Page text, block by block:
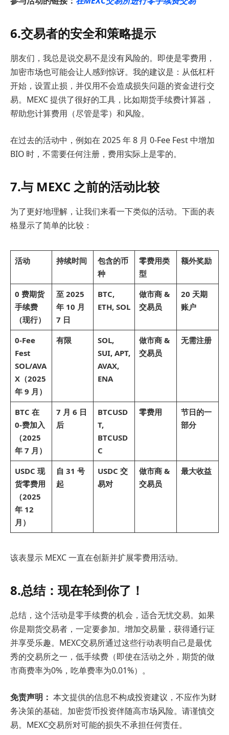
6.交易者的安全和策略提示
朋友们，我总是说交易不是没有风险的。即使是零费用，
加密市场也可能会让人感到惊讶。我的建议是：从低杠杆
开始，设置止损，并仅用不会造成损失问题的资金进行交
易。MEXC 提供了很好的工具，比如期货手续费计算器，
帮助您计算费用（尽管是零）和风险。
在过去的活动中，例如在 2025 年 8 月 0-Fee Fest 中增加
BIO 时，不需要任何注册，费用实际上是零的。
7.与 MEXC 之前的活动比较
为了更好地理解，让我们来看一下类似的活动。下面的表
格显示了简单的比较：
活动 持续时间
包含的币
种
零费用类
型
额外奖励
0 费期货
手续费
（现行）
至 2025
年 10 月
7 日
BTC,
ETH, SOL
做市商 &
交易员
20 天期
账户
0-Fee
Fest
SOL/AVA
X（2025
年 9 月）
有限
SOL,
SUI, APT,
AVAX,
ENA
做市商 &
交易员
无需注册
BTC 在
0-费加入
（2025
年 7 月）
7 月 6 日
后
BTCUSD
T,
BTCUSD
C
零费用
节日的一
部分
USDC 现
货零费用
（2025
年 12
月）
自 31 号
起
USDC 交
易对
做市商 &
交易员
最大收益
该表显示 MEXC 一直在创新并扩展零费用活动。
8.总结：现在轮到你了！
总结，这个活动是零手续费的机会，适合无忧交易。如果
你是期货交易者，一定要参加。增加交易量，获得通行证
并享受乐趣。MEXC交易所通过这些行动表明自己是最优
秀的交易所之一，低手续费（即使在活动之外，期货的做
市商费率为0%，吃单费率为0.01%）。
免责声明： 本文提供的信息不构成投资建议，不应作为财
务决策的基础。加密货币投资伴随高市场风险。请谨慎交
易。MEXC交易所对可能的损失不承担任何责任。